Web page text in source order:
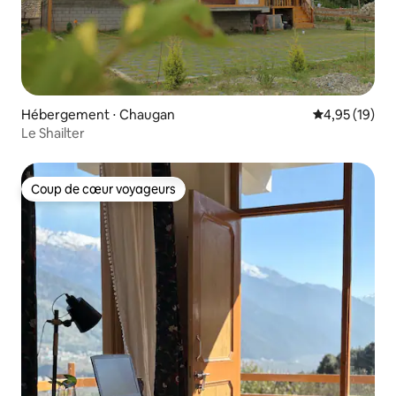
Hébergement ⋅ Chaugan Évaluation
4,95 (19)
Le Shailter
Coup de cœur voyageurs
Coup de cœur voyageurs